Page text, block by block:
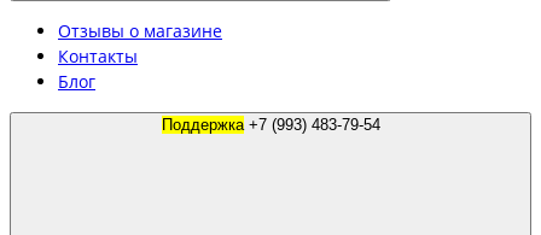
Отзывы о магазине
Контакты
Блог
Поддержка +7 (993) 483-79-54